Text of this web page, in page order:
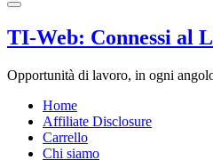
TI-Web: Connessi al
Opportunità di lavoro, in ogni
Home
Affiliate Disclosure
Carrello
Chi siamo